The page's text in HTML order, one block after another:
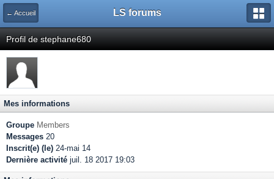
← Accueil LS forums
Profil de stephane680
Mes informations
Groupe Members
Messages 20
Inscrit(e) (le) 24-mai 14
Dernière activité juil. 18 2017 19:03